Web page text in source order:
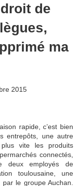
de
ma
2015
rapide, c’est bien
entrepôts, une autre
vite les produits
connectés,
deux employés de
toulousaine, une
le groupe Auchan.